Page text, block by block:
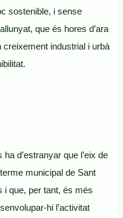
sostenible, i sense
que és hores d’ara
industrial i urbà
d’estranyar que l’eix de
municipal de Sant
i que, per tant, és més
hi l’activitat